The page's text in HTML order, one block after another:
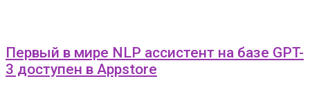
Первый в мире NLP ассистент на базе GPT-
3 доступен в Appstore